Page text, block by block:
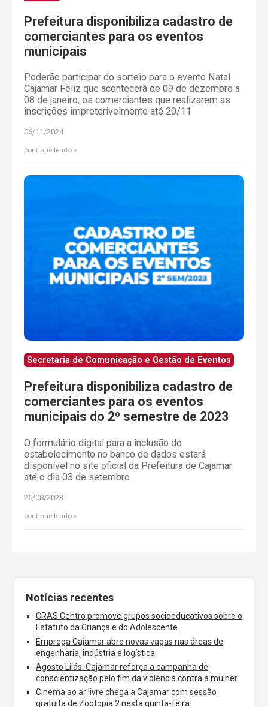
Prefeitura disponibiliza cadastro de
comerciantes para os eventos
municipais
Poderão participar do sorteio para o evento Natal
Cajamar Feliz que acontecerá de 09 de dezembro a
08 de janeiro, os comerciantes que realizarem as
inscrições impreterivelmente até 20/11
06/11/2024
continue lendo
Secretaria de Comunicação e Gestão de Eventos
Prefeitura disponibiliza cadastro de
comerciantes para os eventos
municipais do 2º semestre de 2023
O formulário digital para a inclusão do
estabelecimento no banco de dados estará
disponível no site oficial da Prefeitura de Cajamar
até o dia 03 de setembro
25/08/2023
continue lendo
Notícias recentes
CRAS Centro promove grupos socioeducativos sobre o
Estatuto da Criança e do Adolescente
Emprega Cajamar abre novas vagas nas áreas de
engenharia, indústria e logística
Agosto Lilás: Cajamar reforça a campanha de
conscientização pelo fim da violência contra a mulher
Cinema ao ar livre chega a Cajamar com sessão
gratuita de Zootopia 2 nesta quinta-feira